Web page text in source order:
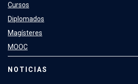
Cursos
Diplomados
Magísteres
MOOC
NOTICIAS